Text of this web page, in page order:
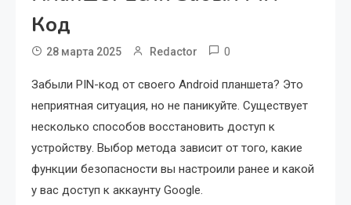
Код
28 марта 2025 Redactor 0
Забыли PIN-код от своего Android планшета? Это
неприятная ситуация, но не паникуйте. Существует
несколько способов восстановить доступ к
устройству. Выбор метода зависит от того, какие
функции безопасности вы настроили ранее и какой
у вас доступ к аккаунту Google.